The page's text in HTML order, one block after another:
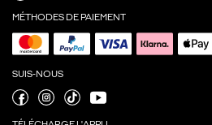
MÉTHODES DE PAIEMENT
SUIS-NOUS